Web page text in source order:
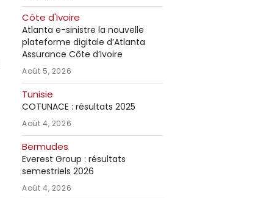
Côte d'Ivoire
Atlanta e-sinistre la nouvelle
plateforme digitale d’Atlanta
Assurance Côte d’Ivoire
Août 5, 2026
Tunisie
COTUNACE : résultats 2025
Août 4, 2026
Bermudes
Everest Group : résultats
semestriels 2026
Août 4, 2026